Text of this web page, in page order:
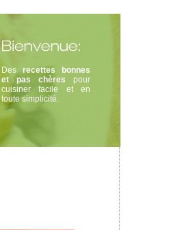
Des recettes bonnes
et pas chères pour
cuisiner facile et en
toute simplicité.